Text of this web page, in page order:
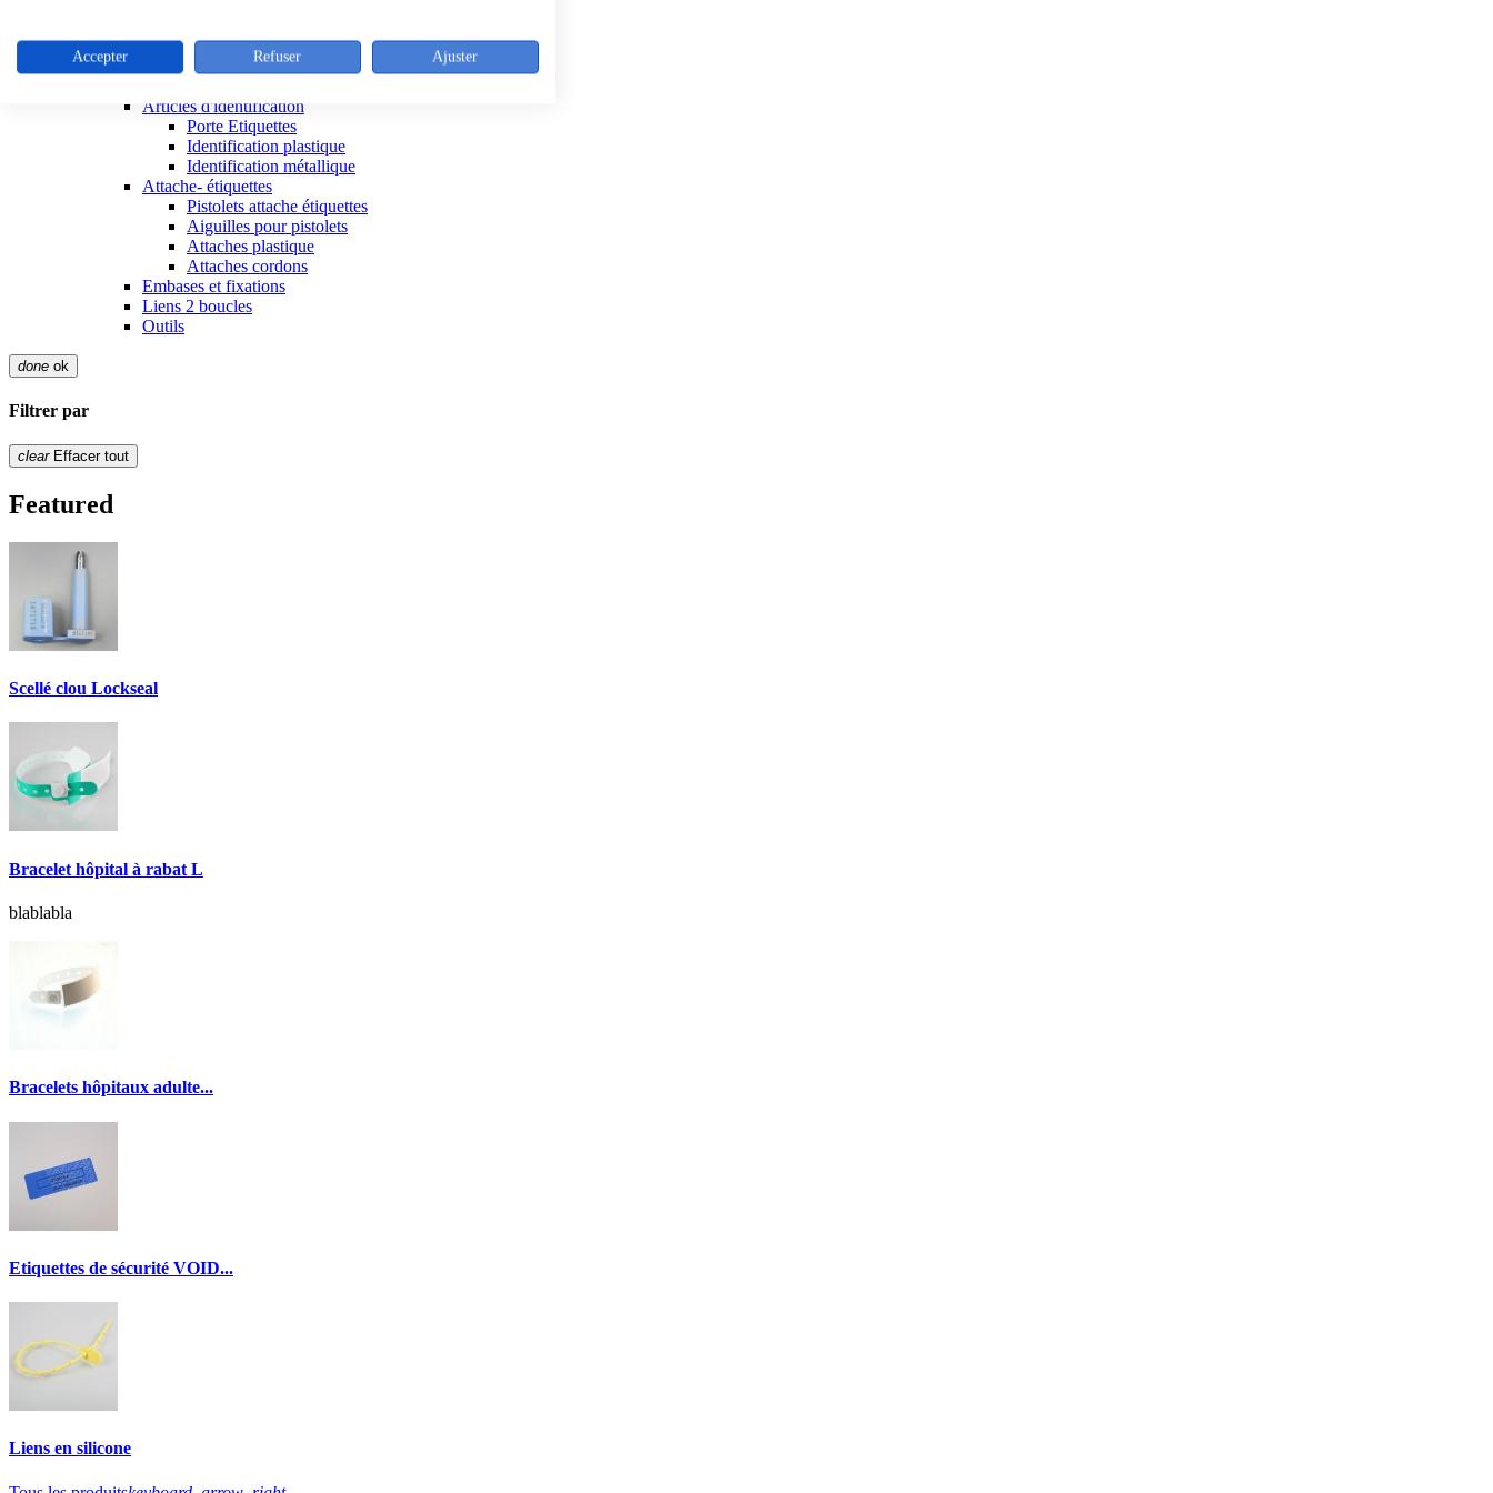
Colliers inox
Outillage colliers metalliques
Articles d'identification
Porte Etiquettes
Identification plastique
Identification métallique
Attache- étiquettes
Pistolets attache étiquettes
Aiguilles pour pistolets
Attaches plastique
Attaches cordons
Embases et fixations
Liens 2 boucles
Outils
done ok
Filtrer par
clear Effacer tout
Featured
Scellé clou Lockseal
Bracelet hôpital à rabat L
blablabla
Bracelets hôpitaux adulte...
Etiquettes de sécurité VOID...
Liens en silicone
Accepter Refuser Ajuster